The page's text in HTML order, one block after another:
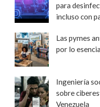
para
incluso con
Las pymes
por lo
Ingeniería
sobre
Venezuela